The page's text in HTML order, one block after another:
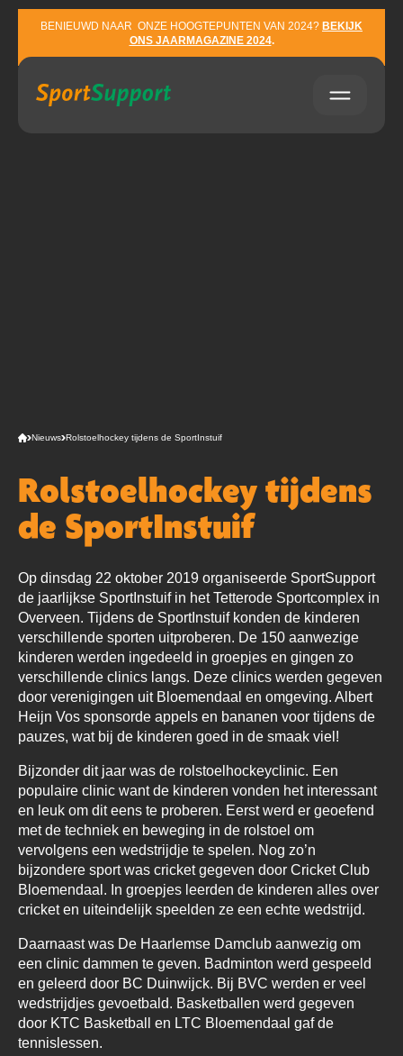
Sla navigatie over
BENIEUWD NAAR ONZE HOOGTEPUNTEN VAN 2024? BEKIJK
ONS JAARMAGAZINE 2024.
Nieuws Rolstoelhockey tijdens de SportInstuif
Rolstoelhockey tijdens
de SportInstuif
Op dinsdag 22 oktober 2019 organiseerde SportSupport
de jaarlijkse SportInstuif in het Tetterode Sportcomplex in
Overveen. Tijdens de SportInstuif konden de kinderen
verschillende sporten uitproberen. De 150 aanwezige
kinderen werden ingedeeld in groepjes en gingen zo
verschillende clinics langs. Deze clinics werden gegeven
door verenigingen uit Bloemendaal en omgeving. Albert
Heijn Vos sponsorde appels en bananen voor tijdens de
pauzes, wat bij de kinderen goed in de smaak viel!
Bijzonder dit jaar was de rolstoelhockeyclinic. Een
populaire clinic want de kinderen vonden het interessant
en leuk om dit eens te proberen. Eerst werd er geoefend
met de techniek en beweging in de rolstoel om
vervolgens een wedstrijdje te spelen. Nog zo’n
bijzondere sport was cricket gegeven door Cricket Club
Bloemendaal. In groepjes leerden de kinderen alles over
cricket en uiteindelijk speelden ze een echte wedstrijd.
Daarnaast was De Haarlemse Damclub aanwezig om
een clinic dammen te geven. Badminton werd gespeeld
en geleerd door BC Duinwijck. Bij BVC werden er veel
wedstrijdjes gevoetbald. Basketballen werd gegeven
door KTC Basketball en LTC Bloemendaal gaf de
tennislessen.